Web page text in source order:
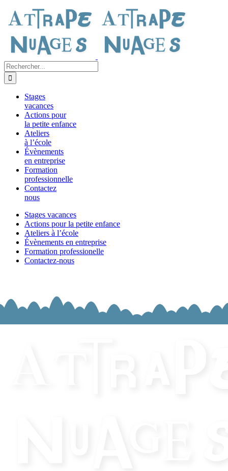
contenu
Rechercher:
Stages
vacances
Actions pour
la petite enfance
Ateliers
à l’école
Évènements
en entreprise
Formation
professionnelle
Contactez
nous
Stages vacances
Actions pour la petite enfance
Ateliers à l’école
Évènements en entreprise
Formation professionelle
Contactez-nous